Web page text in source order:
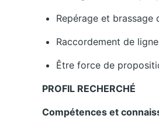
Repérage et brassage
Raccordement de
Être force de
PROFIL RECHERCHÉ
Compétences et